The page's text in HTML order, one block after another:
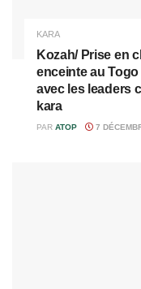
KARA
Kozah/ Prise en
enceinte au
avec les leaders
kara
PAR ATOP 7